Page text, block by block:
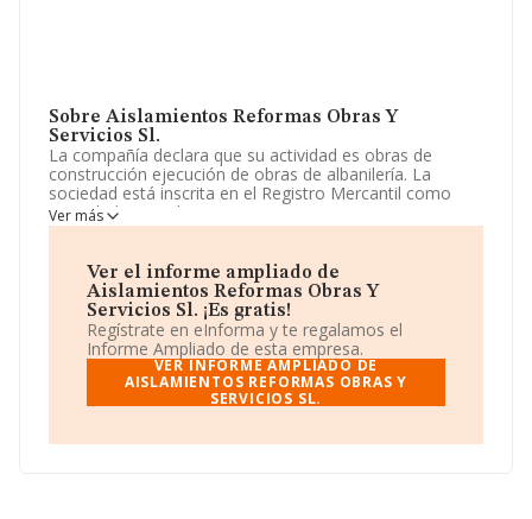
Sobre Aislamientos Reformas Obras Y
Servicios Sl.
La compañía declara que su actividad es obras de
construcción ejecución de obras de albanilería. La
sociedad está inscrita en el Registro Mercantil como
Sociedad Limitada. Tiene CNAE: 4324 - '%cnae%'. No
realiza actividad de importación y/o exportación.
Para llamar las oficinas se puede hacer a través del
número 918825250.
La sociedad españolaAislamientos Reformas Obras
y Servicios S.L, con CIF B83917344, se encuentra en
Avenida De Castilla núm. 3, (28804), en el municipio de
Alcalá De Henares, Madrid.
sobre 13.870 compañías, a nivel nacional la facturación
Ver más
Ver el informe ampliado de
Aislamientos Reformas Obras Y
Servicios Sl. ¡Es gratis!
Regístrate en eInforma y te regalamos el
Informe Ampliado de esta empresa.
VER INFORME AMPLIADO DE
AISLAMIENTOS REFORMAS OBRAS Y
SERVICIOS SL.